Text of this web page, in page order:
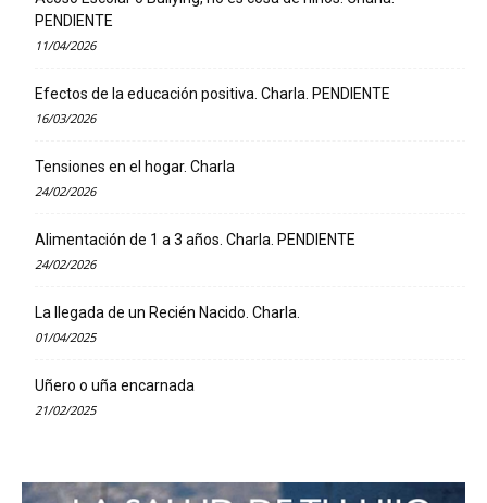
PENDIENTE
11/04/2026
Efectos de la educación positiva. Charla. PENDIENTE
16/03/2026
Tensiones en el hogar. Charla
24/02/2026
Alimentación de 1 a 3 años. Charla. PENDIENTE
24/02/2026
La llegada de un Recién Nacido. Charla.
01/04/2025
Uñero o uña encarnada
21/02/2025